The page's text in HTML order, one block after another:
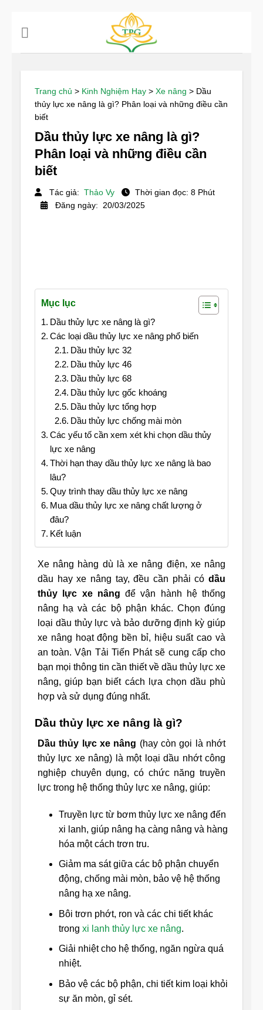
Trang chủ > Kinh Nghiệm Hay > Xe nâng > Dầu
thủy lực xe nâng là gì? Phân loại và những điều cần
biết
Dầu thủy lực xe nâng là gì?
Phân loại và những điều cần
biết
Tác giả: Thảo Vy
Thời gian đọc: 8 Phút
Đăng ngày: 20/03/2025
Mục lục
Dầu thủy lực xe nâng là gì?
Các loại dầu thủy lực xe nâng phổ biến
Dầu thủy lực 32
Dầu thủy lực 46
Dầu thủy lực 68
Dầu thủy lực gốc khoáng
Dầu thủy lực tổng hợp
Dầu thủy lực chống mài mòn
Các yếu tố cần xem xét khi chọn dầu thủy
lực xe nâng
Thời hạn thay dầu thủy lực xe nâng là bao
lâu?
Quy trình thay dầu thủy lực xe nâng
Mua dầu thủy lực xe nâng chất lượng ở
đâu?
Kết luận
Xe nâng hàng dù là xe nâng điện, xe nâng
dầu hay xe nâng tay, đều cần phải có dầu
thủy lực xe nâng để vận hành hệ thống
nâng hạ và các bộ phận khác. Chọn đúng
loại dầu thủy lực và bảo dưỡng định kỳ giúp
xe nâng hoạt động bền bỉ, hiệu suất cao và
an toàn. Vận Tải Tiến Phát sẽ cung cấp cho
bạn mọi thông tin cần thiết về dầu thủy lực xe
nâng, giúp bạn biết cách lựa chọn dầu phù
hợp và sử dụng đúng nhất.
Dầu thủy lực xe nâng là gì?
Dầu thủy lực xe nâng (hay còn gọi là nhớt
thủy lực xe nâng) là một loại dầu nhớt công
nghiệp chuyên dụng, có chức năng truyền
lực trong hệ thống thủy lực xe nâng, giúp:
Truyền lực từ bơm thủy lực xe nâng đến
xi lanh, giúp nâng hạ càng nâng và hàng
hóa một cách trơn tru.
Giảm ma sát giữa các bộ phận chuyển
động, chống mài mòn, bảo vệ hệ thống
nâng hạ xe nâng.
Bôi trơn phớt, ron và các chi tiết khác
trong xi lanh thủy lực xe nâng.
Giải nhiệt cho hệ thống, ngăn ngừa quá
nhiệt.
Bảo vệ các bộ phận, chi tiết kim loại khỏi
sự ăn mòn, gỉ sét.